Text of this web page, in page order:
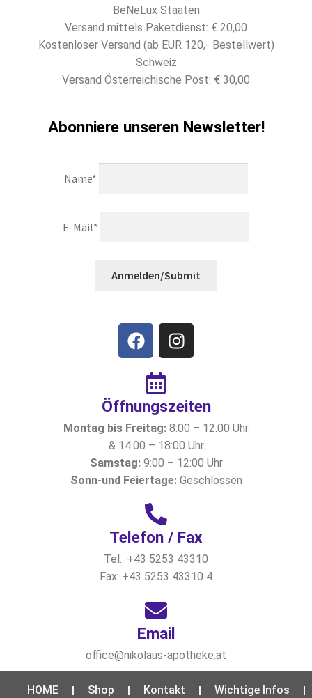
BeNeLux Staaten
Versand mittels Paketdienst: € 20,00
Kostenloser Versand (ab EUR 120,- Bestellwert)
Schweiz
Versand Österreichische Post: € 30,00
Abonniere unseren Newsletter!
Name*
E-Mail*
Anmelden/Submit
Öffnungszeiten​
Montag bis Freitag: 8:00 – 12:00 Uhr
& 14:00 – 18:00 Uhr
Samstag:9:00 – 12:00 Uhr
Sonn-und Feiertage:Geschlossen
Telefon / Fax
Tel.: +43 5253 43310
Fax: +43 5253 43310 4
Email
office@nikolaus-apotheke.at
HOME Shop Kontakt Wichtige Infos